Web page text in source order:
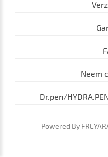
Neem
Dr.pen/
Powered By